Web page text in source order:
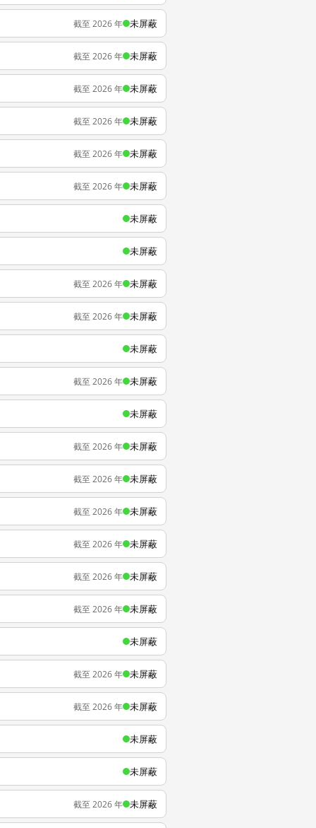
截至 2026 年 未屏蔽
截至 2026 年 未屏蔽
截至 2026 年 未屏蔽
截至 2026 年 未屏蔽
截至 2026 年 未屏蔽
截至 2026 年 未屏蔽
未屏蔽
未屏蔽
截至 2026 年 未屏蔽
截至 2026 年 未屏蔽
未屏蔽
截至 2026 年 未屏蔽
未屏蔽
截至 2026 年 未屏蔽
截至 2026 年 未屏蔽
截至 2026 年 未屏蔽
截至 2026 年 未屏蔽
截至 2026 年 未屏蔽
截至 2026 年 未屏蔽
未屏蔽
截至 2026 年 未屏蔽
截至 2026 年 未屏蔽
未屏蔽
未屏蔽
截至 2026 年 未屏蔽